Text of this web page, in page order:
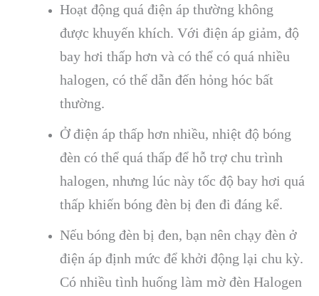
Hoạt động quá điện áp thường không
được khuyến khích. Với điện áp giảm, độ
bay hơi thấp hơn và có thể có quá nhiều
halogen, có thể dẫn đến hỏng hóc bất
thường.
Ở điện áp thấp hơn nhiều, nhiệt độ bóng
đèn có thể quá thấp để hỗ trợ chu trình
halogen, nhưng lúc này tốc độ bay hơi quá
thấp khiến bóng đèn bị đen đi đáng kể.
Nếu bóng đèn bị đen, bạn nên chạy đèn ở
điện áp định mức để khởi động lại chu kỳ.
Có nhiều tình huống làm mờ đèn Halogen